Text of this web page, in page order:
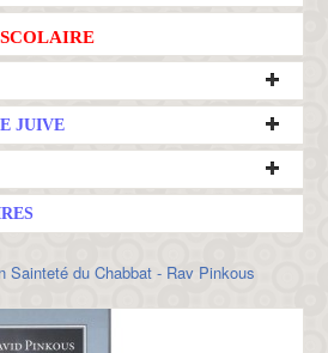
JUIVE
Sainteté du Chabbat - Rav Pinkous